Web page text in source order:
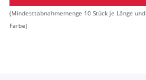
(Mindesttabnahmemenge 10 Stück je Länge und
Farbe)